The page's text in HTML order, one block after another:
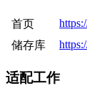
首页
储存库
适配工作